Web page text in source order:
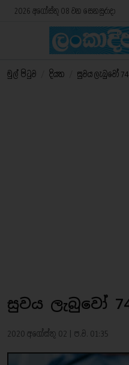
2026 අගෝස්තු 08 වන සෙනසුරාදා
මුල් පිටුව දියත සුවය ලැබුවෝ
සුවය ලැබුවෝ
2020 අගෝස්තු 02 | ප.ව. 01:35